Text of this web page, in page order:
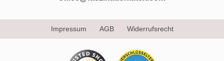
Impressum AGB Widerrufsrecht